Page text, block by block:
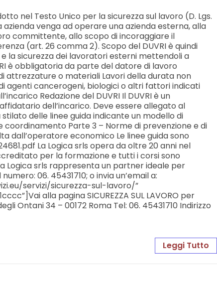
nel Testo Unico per la sicurezza sul lavoro (D. Lgs.
venga ad operare una azienda esterna, alla
committente, allo scopo di incoraggiare il
(art. 26 comma 2). Scopo del DUVRI è quindi
la sicurezza dei lavoratori esterni mettendoli a
è obbligatoria da parte del datore di lavoro
attrezzature o materiali Lavori della durata non
agenti cancerogeni, biologici o altri fattori indicati
Redazione del DUVRI Il DUVRI è un
dell’incarico. Deve essere allegato al
delle linee guida indicante un modello di
coordinamento Parte 3 – Norme di prevenzione e di
dall’operatore economico Le linee guida sono
La Logica srls opera da oltre 20 anni nel
per la formazione e tutti i corsi sono
Logica srls rappresenta un partner ideale per
06. 45431710; o invia un’email a:
servizi/sicurezza-sul-lavoro/”
alla pagina SICUREZZA SUL LAVORO per
Ontani 34 – 00172 Roma Tel: 06. 45431710 Indirizzo
Leggi Tutto